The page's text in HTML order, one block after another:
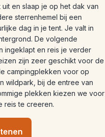
en slaap je op het dak van
sterrenhemel bij een
dag in je tent. Je valt in
De volgende
ingeklapt en reis je verder
zijn zeer geschikt voor de
campingplekken voor op
wildpark, bij de entree van
plekken kiezen we voor
reis te creeren.